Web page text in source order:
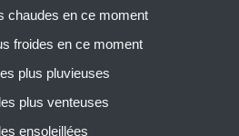
chaudes en ce moment
froides en ce moment
plus pluvieuses
plus venteuses
ensoleillées